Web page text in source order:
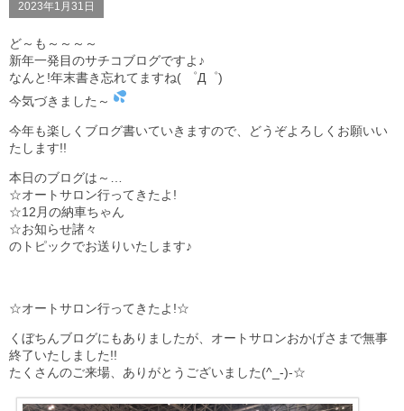
2023年1月31日
ど～も～～～～
新年一発目のサチコブログですよ♪
なんと!年末書き忘れてますね( ゜Д゜)
今気づきました～
今年も楽しくブログ書いていきますので、どうぞよろしくお願いい
たします!!
本日のブログは～…
☆オートサロン行ってきたよ!
☆12月の納車ちゃん
☆お知らせ諸々
のトピックでお送りいたします♪
☆オートサロン行ってきたよ!☆
くぼちんブログにもありましたが、オートサロンおかげさまで無事
終了いたしました!!
たくさんのご来場、ありがとうございました(^_-)-☆